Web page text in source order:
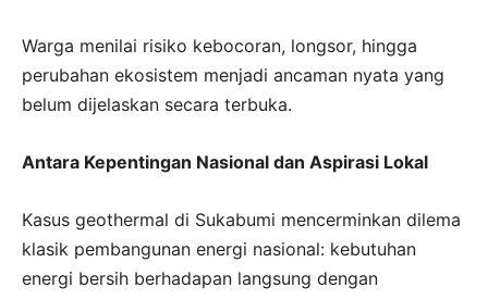
Warga menilai risiko kebocoran, longsor, hingga
perubahan ekosistem menjadi ancaman nyata yang
belum dijelaskan secara terbuka.
Antara Kepentingan Nasional dan Aspirasi Lokal
Kasus geothermal di Sukabumi mencerminkan dilema
klasik pembangunan energi nasional: kebutuhan
energi bersih berhadapan langsung dengan